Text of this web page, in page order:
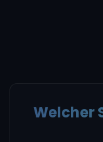
Welcher